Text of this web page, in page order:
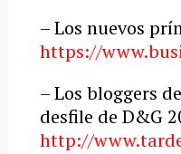
– Los nuevos
https://
– Los bloggers
desfile de D&G
http://